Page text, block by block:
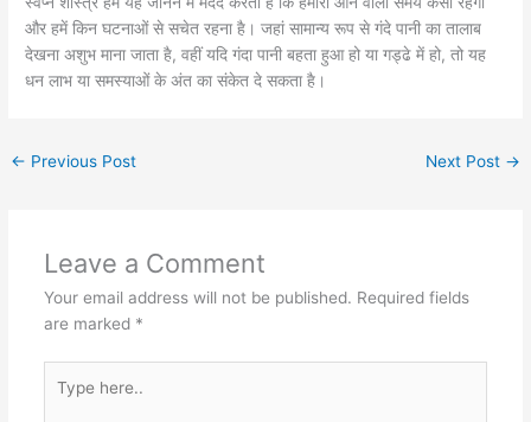
और हमें किन घटनाओं से सचेत रहना है। जहां सामान्य रूप से गंदे पानी का तालाब
देखना अशुभ माना जाता है, वहीं यदि गंदा पानी बहता हुआ हो या गड्ढे में हो, तो यह
धन लाभ या समस्याओं के अंत का संकेत दे सकता है।
← Previous Post Next Post →
Leave a Comment
Your email address will not be published. Required fields
are marked *
here..